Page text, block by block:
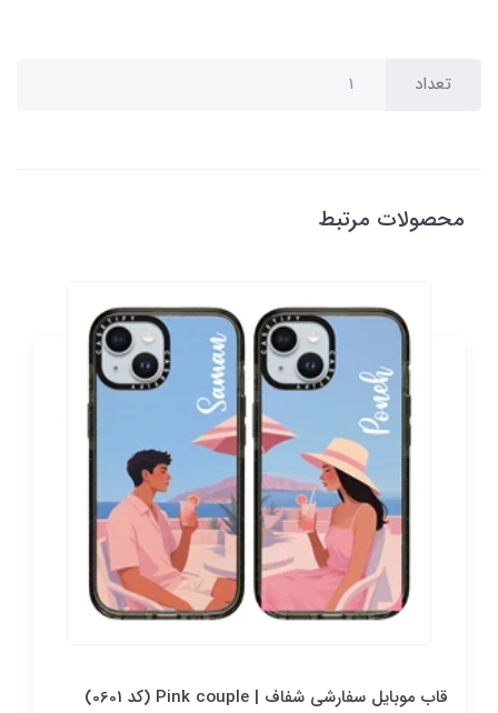
تعداد
محصولات مرتبط
قاب موبایل سفارشی شفاف | Pink couple (کد 0601)